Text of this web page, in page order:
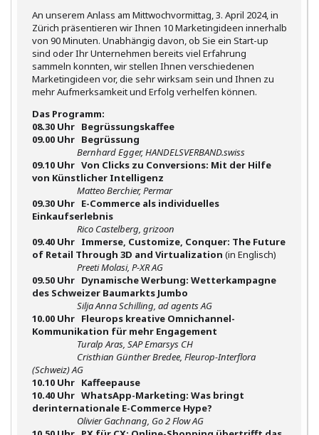
An unserem Anlass am Mittwochvormittag, 3. April 2024, in
Zürich präsentieren wir Ihnen 10 Marketingideen innerhalb
von 90 Minuten. Unabhängig davon, ob Sie ein Start-up
sind oder Ihr Unternehmen bereits viel Erfahrung
sammeln konnten, wir stellen Ihnen verschiedenen
Marketingideen vor, die sehr wirksam sein und Ihnen zu
mehr Aufmerksamkeit und Erfolg verhelfen können.
Das Programm:
08.30 Uhr Begrüssungskaffee
09.00 Uhr Begrüssung
Bernhard Egger, HANDELSVERBAND.swiss
09.10 Uhr Von Clicks zu Conversions: Mit der Hilfe
von Künstlicher Intelligenz
Matteo Berchier, Permar
09.30 Uhr E-Commerce als individuelles
Einkaufserlebnis
Rico Castelberg, grizoon
09.40 Uhr Immerse, Customize, Conquer: The Future
of Retail Through 3D and Virtualization (in Englisch)
Preeti Molasi, P-XR AG
09.50 Uhr Dynamische Werbung: Wetterkampagne
des Schweizer Baumarkts Jumbo
Silja Anna Schilling, ad agents AG
10.00 Uhr Fleurops kreative Omnichannel-
Kommunikation für mehr Engagement
Turalp Aras, SAP Emarsys CH
Cristhian Günther Bredee, Fleurop-Interflora
(Schweiz) AG
10.10 Uhr Kaffeepause
10.40 Uhr WhatsApp-Marketing: Was bringt
derinternationale E-Commerce Hype?
Olivier Gachnang, Go 2 Flow AG